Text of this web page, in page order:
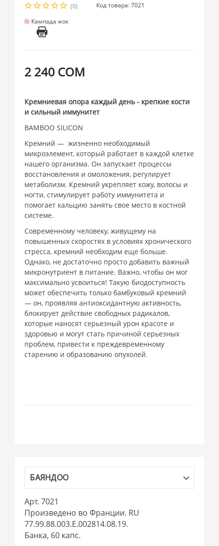
(0)
Код товара: 7021
Кампада жок
2 240 СОМ
Кремниевая опора каждый день - крепкие кости
и сильный иммунитет
BAMBOO SILICON
Кремний — жизненно необходимый
микроэлемент, который работает в каждой клетке
нашего организма. Он запускает процессы
восстановления и омоложения, регулирует
метаболизм. Кремний укрепляет кожу, волосы и
ногти, стимулирует работу иммунитета и
помогает кальцию занять свое место в костной
системе.
Современному человеку, живущему на
повышенных скоростях в условиях хронического
стресса, кремний необходим еще больше.
Однако, не достаточно просто добавить важный
микронутриент в питание. Важно, чтобы он мог
максимально усвоиться! Такую биодоступность
может обеспечить только бамбуковый кремний
— он, проявляя антиоксидантную активность,
блокирует действие свободных радикалов,
которые наносят серьезный урон красоте и
здоровью и могут стать причиной серьезных
проблем, привести к преждевременному
старению и образованию опухолей.
БАЯНДОО
Арт. 7021
Произведено во Франции. RU
77.99.88.003.E.002814.08.19.
Банка, 60 капс.